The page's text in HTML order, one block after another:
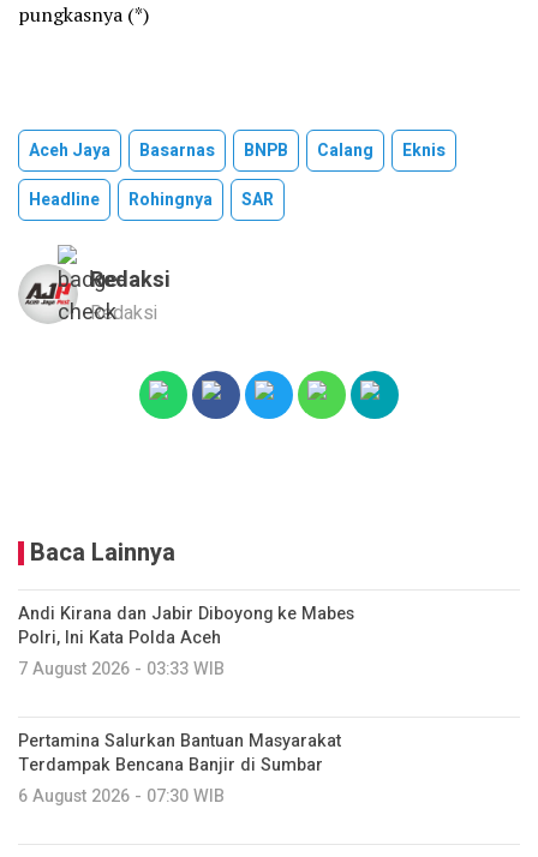
pungkasnya (*)
Aceh Jaya Basarnas BNPB Calang
Eknis
Headline
Rohingnya SAR
Redaksi
Redaksi
Baca Lainnya
Andi Kirana dan Jabir Diboyong ke Mabes
Polri, Ini Kata Polda Aceh
7 August 2026 - 03:33 WIB
Pertamina Salurkan Bantuan Masyarakat
Terdampak Bencana Banjir di Sumbar
6 August 2026 - 07:30 WIB